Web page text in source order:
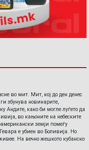
во мит. Мит, кој до ден денес
збунува новинарите,
Андите, како би могле луѓето да
во кањоните на небеските
земји помеѓу
е убиен во Боливија. Но
На вечно жешкото кубанско